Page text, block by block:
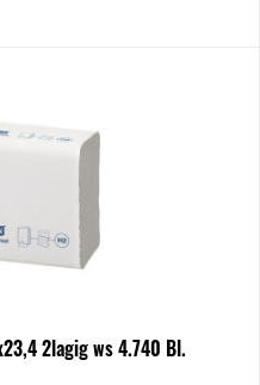
2lagig ws 4.740 Bl.